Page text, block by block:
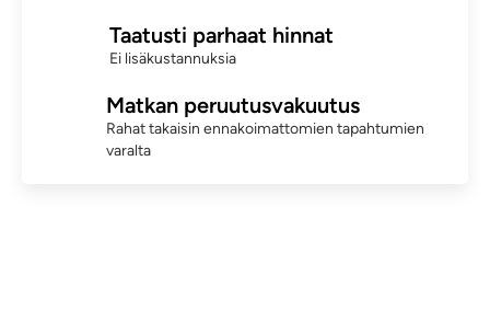
Taatusti parhaat hinnat
Ei lisäkustannuksia
Matkan peruutusvakuutus
Rahat takaisin ennakoimattomien tapahtumien
varalta